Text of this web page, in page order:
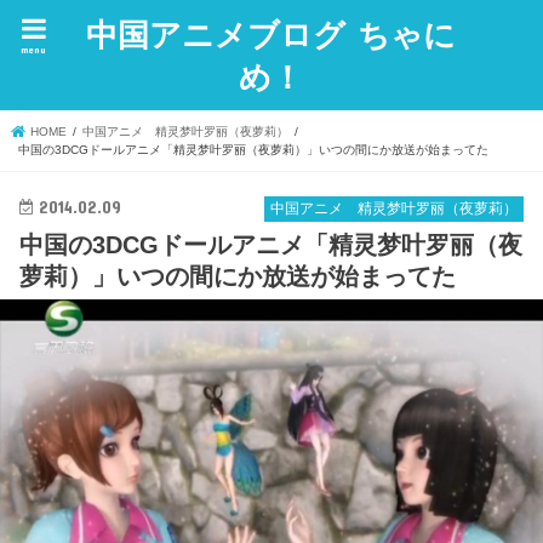
中国アニメブログ ちゃに
め！
menu
HOME
中国アニメ 精灵梦叶罗丽（夜萝莉）
中国の3DCGドールアニメ「精灵梦叶罗丽（夜萝莉）」いつの間にか放送が始まってた
中国アニメ 精灵梦叶罗丽（夜萝莉）
2014.02.09
中国の3DCGドールアニメ「精灵梦叶罗丽（夜
萝莉）」いつの間にか放送が始まってた